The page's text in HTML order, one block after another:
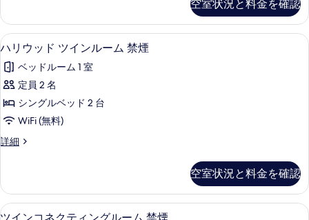
写
真
を
表
示
す
ト
付
禁
煙
の
す
べ
て
真
を
ー
ム
ロ
ト
付
煙
の
細
空室状況と料金を確認
ハ
リ
ウ
ッ
ド
イ
ル
ー
ハリウッド ツインルーム 禁煙 | デス
4
ハリウッド ツインルーム 禁煙
ベッドルーム 1 室
定員 2 名
シングルベッド 2 台
WiFi (無料)
詳細
ハ
ド
ツ
イ
空室状況と料金を確認
ツ ツインコネクティングルーム 禁煙 |
4